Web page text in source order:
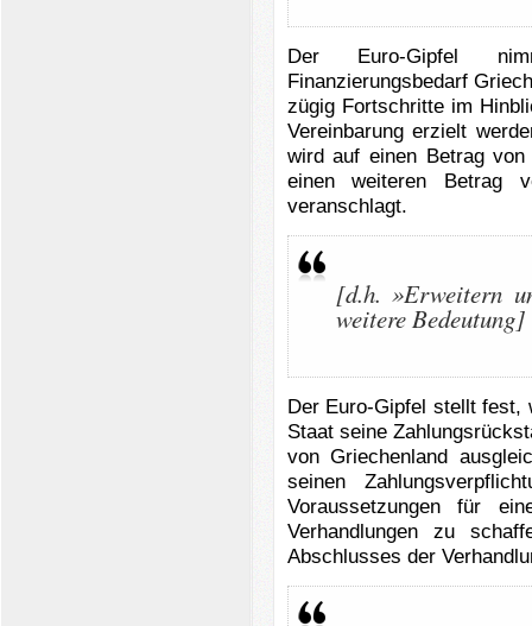
Der Euro-Gipfel
Finanzierungsbedarf
zügig Fortschritte im
Vereinbarung erzielt
wird auf einen Betrag
einen weiteren
veranschlagt.
[d.h. »Erweitern
weitere Bedeutung]
Der Euro-Gipfel stellt
Staat seine
von Griechenland
seinen
Voraussetzungen für
Verhandlungen zu
Abschlusses der